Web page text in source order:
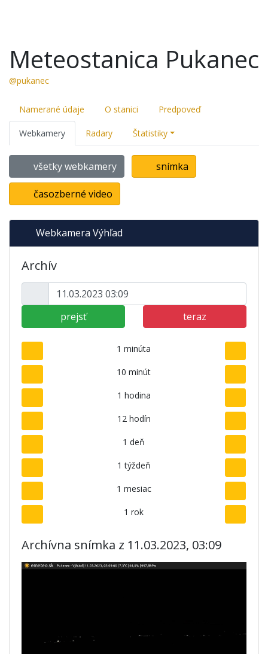
Meteostanica Pukanec
@pukanec
Namerané údaje O stanici Predpoveď
Webkamery Radary Štatistiky
všetky webkamery snímka
časozberné video
Webkamera Výhľad
Archív
prejsť teraz
1 minúta
10 minút
1 hodina
12 hodín
1 deň
1 týždeň
1 mesiac
1 rok
Archívna snímka z 11.03.2023, 03:09